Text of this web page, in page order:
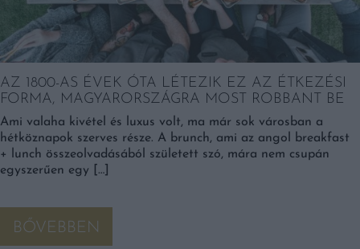
AZ 1800-AS ÉVEK ÓTA LÉTEZIK EZ AZ ÉTKEZÉSI
FORMA, MAGYARORSZÁGRA MOST ROBBANT BE
Ami valaha kivétel és luxus volt, ma már sok városban a
hétköznapok szerves része. A brunch, ami az angol breakfast
+ lunch összeolvadásából született szó, mára nem csupán
egyszerűen egy […]
BŐVEBBEN